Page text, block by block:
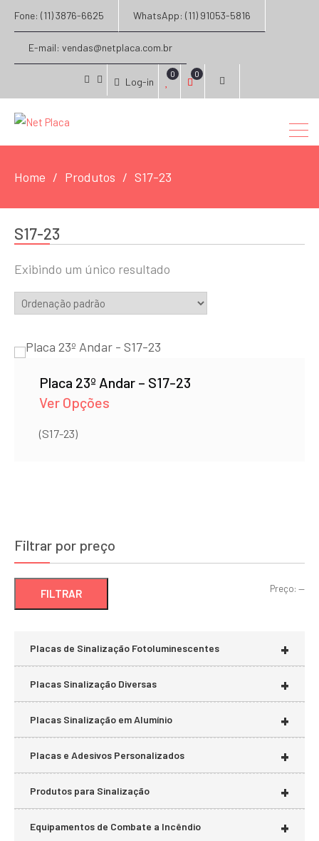
Fone: (11) 3876-6625 WhatsApp: (11) 91053-5816
E-mail: vendas@netplaca.com.br
facebook
instagram
Log-in
0 0
Home Produtos S17-23
S17-23
Exibindo um único resultado
Placa 23º Andar – S17-23
Ver Opções
(S17-23)
Filtrar por preço
FILTRAR Preço: —
+
Placas de Sinalização Fotoluminescentes
+
Placas Sinalização Diversas
+
Placas Sinalização em Alumínio
+
Placas e Adesivos Personalizados
+
Produtos para Sinalização
+
Equipamentos de Combate a Incêndio